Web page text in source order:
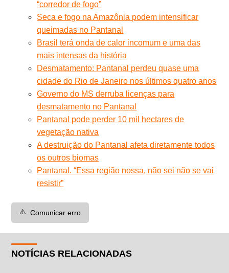
“corredor de fogo”
Seca e fogo na Amazônia podem intensificar
queimadas no Pantanal
Brasil terá onda de calor incomum e uma das
mais intensas da história
Desmatamento: Pantanal perdeu quase uma
cidade do Rio de Janeiro nos últimos quatro anos
Governo do MS derruba licenças para
desmatamento no Pantanal
Pantanal pode perder 10 mil hectares de
vegetação nativa
A destruição do Pantanal afeta diretamente todos
os outros biomas
Pantanal. “Essa região nossa, não sei não se vai
resistir”
⚠️ Comunicar erro
NOTÍCIAS RELACIONADAS